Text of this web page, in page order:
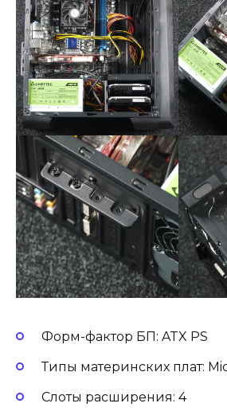
Форм-фактор БП: ATX PS
Типы материнских плат:
Слоты расширения: 4